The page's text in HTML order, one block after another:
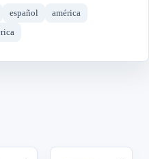
español
américa